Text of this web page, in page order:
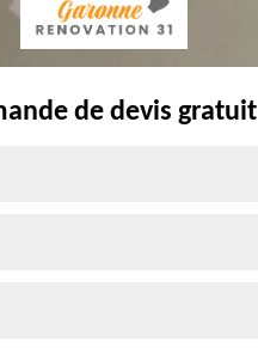
de devis gratuit